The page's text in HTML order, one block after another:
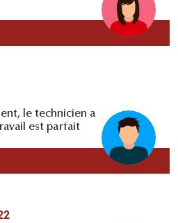
le technicien a
est parfait